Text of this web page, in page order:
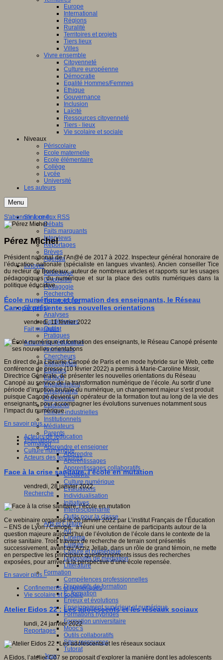
Europe
International
Régions
Ruralité
Territoires et projets
Tiers lieux
Villes
Vivre ensemble
Citoyenneté
Culture européenne
Démocratie
Egalité Hommes/Femmes
Ethique
Gouvernance
Inclusion
Laïcité
Ressources citoyenneté
Tiers - lieux
Vie scolaire et sociale
Niveaux
Périscolaire
Ecole maternelle
Ecole élémentaire
Collège
Lycée
Université
Les auteurs
Menu
S'informer
Débats
Faits marquants
Interviews
Reportages
Brèves
Agenda
Innover
Didactique
Dispositifs
Pédagogie
Recherche
Technologies
Savoir(s)
Analyses
Conférences
Outils
Pratiques
Acteurs de l'éducation
Animateurs
Chercheurs
Collectivités
Editeurs
EdTech
Encadrement
Enseignants
Entreprises
Etudiants
Filières industrielles
Institutionnels
Médiateurs
Parents
Thématiques
Apprendre et enseigner
Apprendre
Apprentissages
Apprentissages collaboratifs
Créativité
Culture numérique
Evaluations
Individualisation
Initiatives
Interdisciplinarité
Outils pour la classe
Arts et Culture
Art
Cinéma
Culture
Culture et numérique
Dispositifs de médiation
Littérature
Formation
Compétences professionnelles
Dispositifs de formation
E- formation
Enjeux et évolutions
Enseignement supérieur et numérique
Formations hybrides
Formation universitaire
Mooc’s
Outils collaboratifs
Sites ressources
Tutorat
Jeux
S'abonner à ce flux RSS
Pérez Michel
Président national de l'An@é de 2017 à 2022. Inspecteur général honoraire de
l’éducation nationale (spécialiste en langues vivantes). Ancien conseiller Tice
du recteur de Bordeaux, auteur de nombreux articles et rapports sur les usages
pédagogiques du numérique et sur la place des outils numériques dans la
politique éducative.
École numérique et formation des enseignants, le Réseau
Canopé présente ses nouvelles orientations
vendredi, 11 février 2022
Fait marquant
En direct de la Librairie Canopé de Paris et en mode hybride sur le Web, cette
conférence de presse (10 février 2022) a permis à Marie-Caroline Missir,
Directrice Générale, de présenter les nouvelles orientations du Réseau
Canopé au service de la transformation numérique de l’école. Au sortir d’une
période d’irruption brutale du numérique, un changement majeur s’est produit
puisque Canopé devient un opérateur de la formation tout au long de la vie des
enseignants, pour accompagner les évolutions survenues notamment sous
l’impact du numérique.
En savoir plus...
Acteurs de leducation
Formation
Culture numérique
Acteurs des territoires
Face à la crise sanitaire, l’école en mutation
vendredi, 28 janvier 2022
Recherche
Ce webinaire organisé le 20 janvier 2022 par L’institut Français de l’Éducation
– ENS de Lyon / Canopé, a réuni une centaine de participants autour de la
question majeure aujourd’hui de l’évolution de l’école dans le contexte de la
crise sanitaire. Trois travaux de recherche de terrain sont présentés
successivement, avant qu’Azziz Jellab, dans un rôle de grand témoin, ne mette
en perspective les principaux questionnements issus des recherches
exposées, pour arriver à la perspective d’une école repensée.
En savoir plus...
Confinements et numériques
Vie scolaire et sociale
Atelier Eidos 22 : Les adolescents et les réseaux sociaux
lundi, 24 janvier 2022
Reportages
A Eidos, l’atelier C07 se proposait d’explorer la manière dont les adolescents